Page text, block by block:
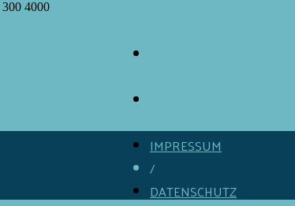
300 4000
IMPRESSUM
/
DATENSCHUTZ